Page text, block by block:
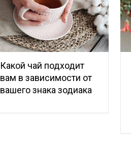
Какой чай подходит
вам в зависимости от
вашего знака зодиака